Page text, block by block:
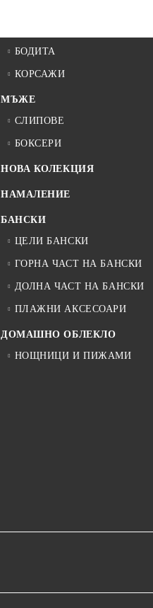
БОДИТА
КОРСАЖИ
МЪЖЕ
СЛИПОВЕ
БОКСЕРИ
НОВА КОЛЕКЦИЯ
НАМАЛЕНИЕ
БАНСКИ
ЦЕЛИ БАНСКИ
ГОРНА ЧАСТ НА БАНСКИ
ДОЛНА ЧАСТ НА БАНСКИ
ПЛАЖНИ АКСЕСОАРИ
ДОМАШНО ОБЛЕКЛО
НОЩНИЦИ И ПИЖАМИ